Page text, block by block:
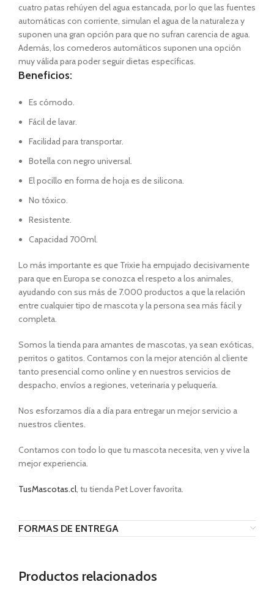
cuatro patas rehúyen del agua estancada, por lo que las fuentes
automáticas con corriente, simulan el agua de la naturaleza y
suponen una gran opción para que no sufran carencia de agua.
Además, los comederos automáticos suponen una opción
muy válida para poder seguir dietas específicas.
Beneficios:
Es cómodo.
Fácil de lavar.
Facilidad para transportar.
Botella con negro universal.
El pocillo en forma de hoja es de silicona.
No tóxico.
Resistente.
Capacidad 700ml.
Lo más importante es que Trixie ha empujado decisivamente
para que en Europa se conozca el respeto a los animales,
ayudando con sus más de 7.000 productos a que la relación
entre cualquier tipo de mascota y la persona sea más fácil y
completa.
Somos la tienda para amantes de mascotas, ya sean exóticas,
perritos o gatitos. Contamos con la mejor atención al cliente
tanto presencial como online y en nuestros servicios de
despacho, envíos a regiones, veterinaria y peluquería.
Nos esforzamos día a día para entregar un mejor servicio a
nuestros clientes.
Contamos con todo lo que tu mascota necesita, ven y vive la
mejor experiencia.
TusMascotas.cl, tu tienda Pet Lover favorita.
FORMAS DE ENTREGA
Productos relacionados